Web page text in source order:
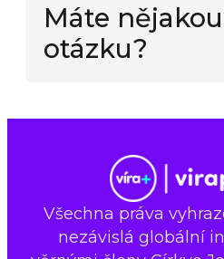
Máte nějakou
otázku?
Všechna práva
nezávislá globální